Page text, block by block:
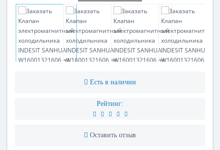
Есть в наличии
Рейтинг:
Оставить отзыв